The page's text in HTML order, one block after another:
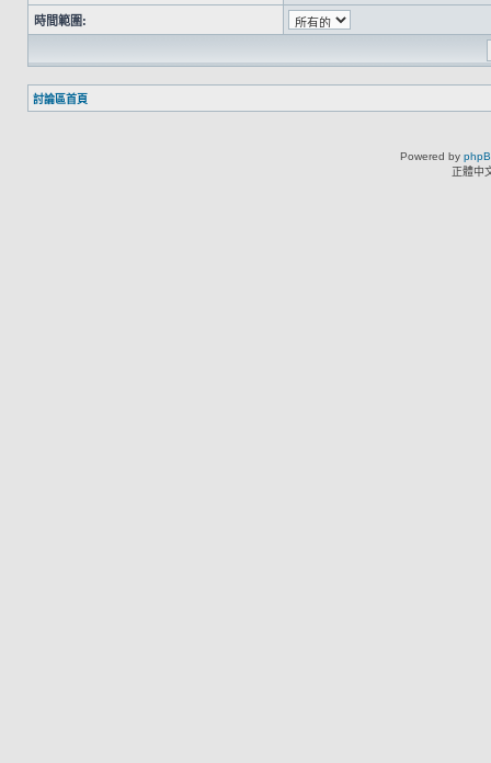
時間範圍:
討論區首頁
Powered by
正體中